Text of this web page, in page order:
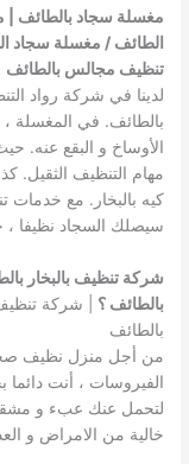
مغسلة سجاد بالطائف |
الطائف / مغسلة سجاد
تنظيف مجالس بالطائف
لدينا في شركة رواد
بالطائف. في المغسلة ،
الأوساخ و البقع عنه.
مهام التنظيف الثقيل.
كيه بالبخار. مع خدمات
سيصلك السجاد نظيفا ،
شركة تنظيف بالبخار
بالطائف ؟ | شركة
بالطائف
من أجل منزل نظيف صحي
الفيروسات ، أنت
لتحمل عنك عبء و مشقة
خالية من الامراض و